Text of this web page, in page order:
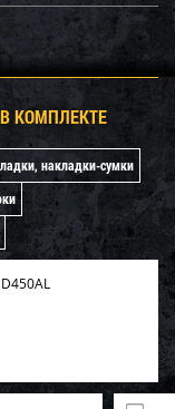
КОМПЛЕКТЕ
накладки-сумки